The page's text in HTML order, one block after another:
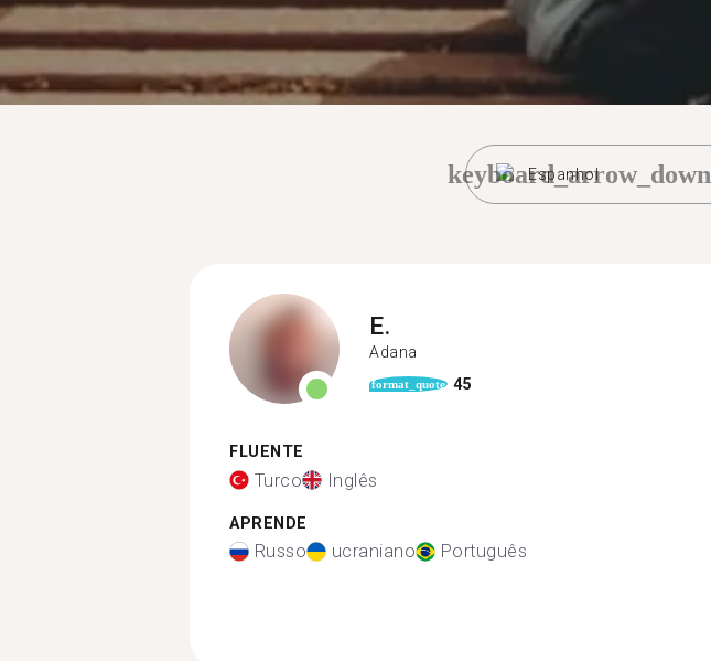
Espanhol
keyboard_arrow_down
E.
Adana
format_quote 45
FLUENTE
Turco Inglês
APRENDE
Russo ucraniano Português